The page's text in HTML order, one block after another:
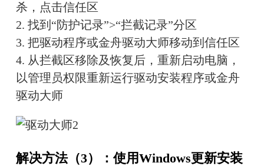
杀，点击信任区
2. 找到“防护记录”>“拦截记录”分区
3. 把驱动程序或金舟驱动大师移动到信任区
4. 从拦截区移除及恢复后，重新启动电脑，
以管理员权限重新运行驱动安装程序或金舟
驱动大师
解决方法（3）：使用Windows更新安装